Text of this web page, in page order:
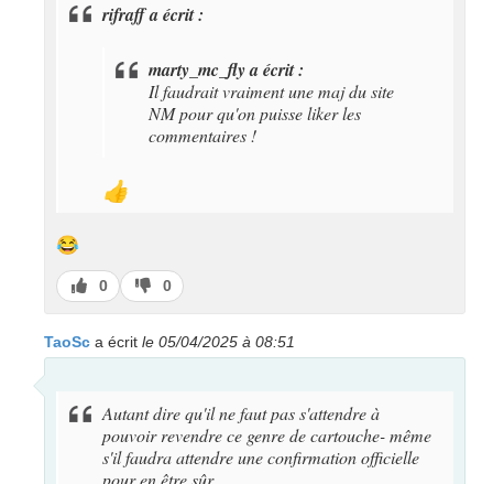
rifraff a écrit :
marty_mc_fly a écrit :
Il faudrait vraiment une maj du site
NM pour qu'on puisse liker les
commentaires !
👍
😂
J’aime
0
J’aime
pas
0
TaoSc a écrit le 05/04/2025 à 08:51
Autant dire qu'il ne faut pas s'attendre à
pouvoir revendre ce genre de cartouche- même
s'il faudra attendre une confirmation officielle
pour en être sûr.